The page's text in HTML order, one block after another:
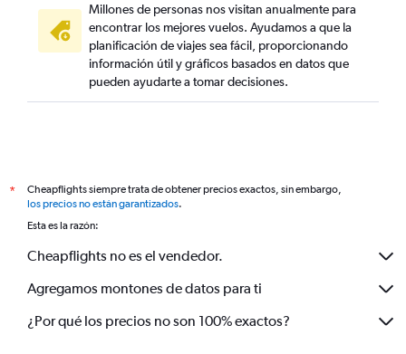
Millones de personas nos visitan anualmente para
encontrar los mejores vuelos. Ayudamos a que la
planificación de viajes sea fácil, proporcionando
información útil y gráficos basados en datos que
pueden ayudarte a tomar decisiones.
*
Cheapflights siempre trata de obtener precios exactos, sin embargo,
los precios no están garantizados.
Esta es la razón:
Cheapflights no es el vendedor.
Agregamos montones de datos para ti
¿Por qué los precios no son 100% exactos?